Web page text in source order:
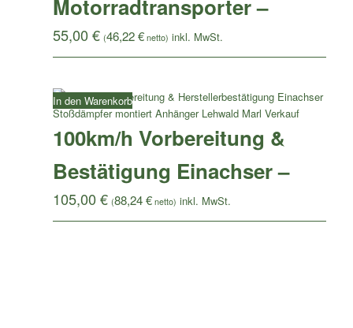
Motorradtransporter –
55,00€ (46,22€netto)
100km/h Vorbereitung &
Bestätigung Einachser –
105,00€ (88,24€netto)
In den Warenkorb